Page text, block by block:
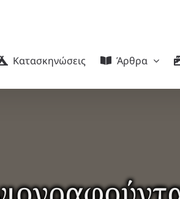
Κατασκηνώσεις Άρθρα